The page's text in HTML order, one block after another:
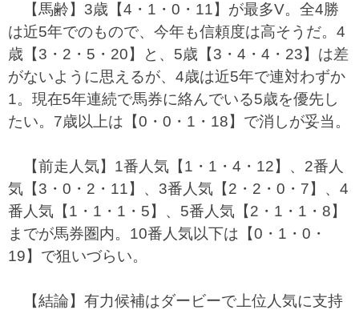
【馬齢】3歳【4・1・0・11】が最多V。全4勝
は近5年でのもので、今年も信頼度は高そうだ。4
歳【3・2・5・20】と、5歳【3・4・4・23】は差
がないように思えるが、4歳は近5年で連対わずか
1。現在5年連続で馬券に絡んでいる5歳を優先し
たい。7歳以上は【0・0・1・18】で消しが妥当。
【前走人気】1番人気【1・1・4・12】、2番人
気【3・0・2・11】、3番人気【2・2・0・7】、4
番人気【1・1・1・5】、5番人気【2・1・1・8】
までが馬券圏内。10番人気以下は【0・1・0・
19】で狙いづらい。
【結論】有力候補はダービーで上位人気に支持